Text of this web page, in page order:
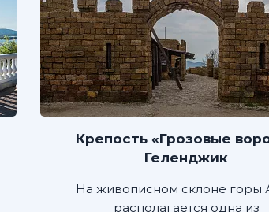
Крепость «Грозовые
Геленджик
На живописном склоне горы
располагается одна из